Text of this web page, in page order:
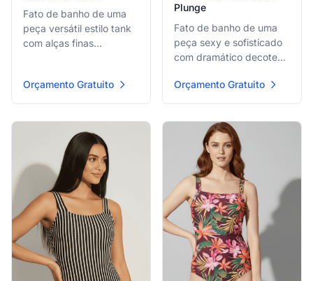
Fato de banho de uma
peça versátil estilo tank
com alças finas
proporcionando ajuste
de suporte confortável
emagrecedora para
natação ativa e
relaxamento à beira da
piscina.
Orçamento Gratuito
Plunge
Fato de banho de uma
peça sexy e sofisticado
com dramático decote
detalhe de barra central
sutil, oferecendo silhueta
perfeita para
declarações de praia
confiantes e elegância
de resort.
Orçamento Gratuito